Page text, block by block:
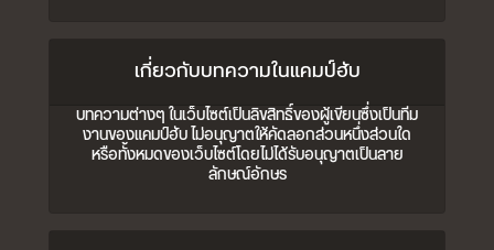
เกี่ยวกับบทความในแคมป์ฮับ
บทความต่างๆ ในเว็บไซต์เป็นลิขสิทธิ์ของผู้เขียนซึ่งเป็นทีม
งานของแคมป์ฮับ ไม่อนุญาตให้คัดลอกส่วนหนึ่งส่วนใด
หรือทั้งหมดของเว็บไซต์โดยไม่ได้รับอนุญาตเป็นลาย
ลักษณ์อักษร